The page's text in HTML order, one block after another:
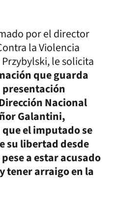
por el director
la Violencia
le solicita
que guarda
presentación
Nacional
Galantini,
el imputado se
su libertad desde
a estar acusado
tener arraigo en la